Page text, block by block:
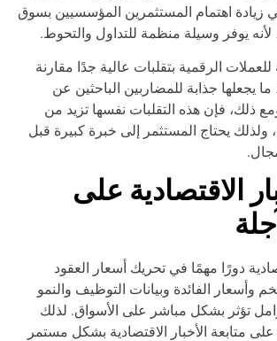
اهتمام المستثمرين المؤسسيين بسوق
يوفر وسيلة منظمة للتداول والتحوط.
الرقمية بتقلبات عالية جدًا مقارنة
جذابة للمضاربين الباحثين عن
فإن هذه التقلبات نفسها تزيد من
يحتاج المستثمر إلى خبرة كبيرة قبل
الاقتصادية على
دورًا مهمًا في تحريك أسعار العقود
الفائدة وبيانات التوظيف والنمو
تؤثر بشكل مباشر على الأسواق. لذلك
الأخبار الاقتصادية بشكل مستمر